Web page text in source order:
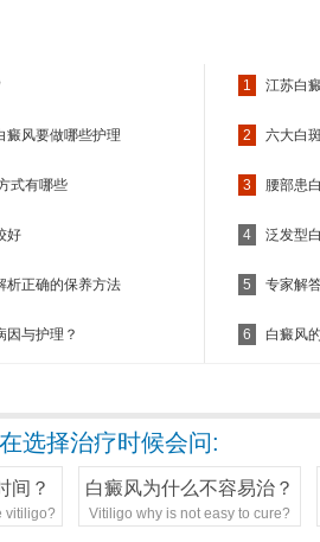
癜风要做哪些护理
式有哪些
好
析正确的保养方法
因与护理？
1 江苏白
2 六大白
3 腰部患
4 泛发型
5 专家解
6 白癜风
选择治疗时候会问:
间？
vitiligo?
白癜风为什么不容易治？
Vitiligo why is not easy to cure?